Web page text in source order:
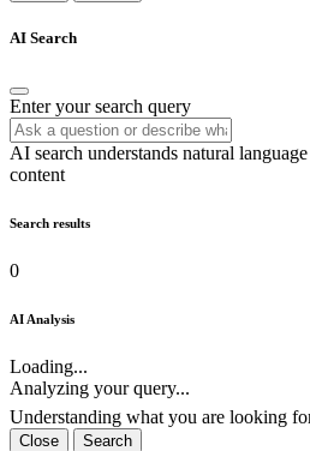
AI Search
Enter your search query
AI search understands natural
content
Search results
0
AI Analysis
Loading...
Analyzing your query...
Understanding what you are looking
Close Search